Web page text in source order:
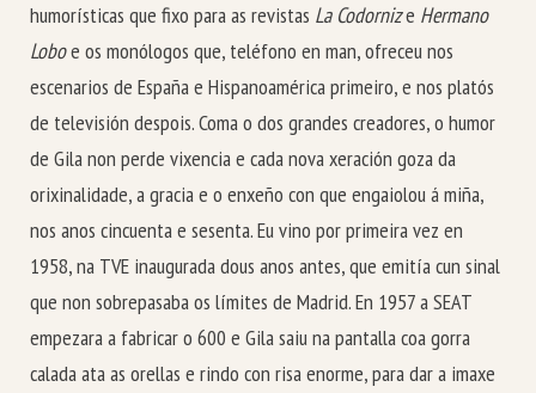
humorísticas que fixo para as revistas La Codornize Hermano
Loboe os monólogos que, teléfono en man, ofreceu nos
escenarios de España e Hispanoamérica primeiro, e nos platós
de televisión despois. Coma o dos grandes creadores, o humor
de Gila non perde vixencia e cada nova xeración goza da
orixinalidade, a gracia e o enxeño con que engaiolou á miña,
nos anos cincuenta e sesenta. Eu vino por primeira vez en
1958, na TVE inaugurada dous anos antes, que emitía cun sinal
que non sobrepasaba os límites de Madrid. En 1957 a SEAT
empezara a fabricar o 600 e Gila saiu na pantalla coa gorra
calada ata as orellas e rindo con risa enorme, para dar a imaxe